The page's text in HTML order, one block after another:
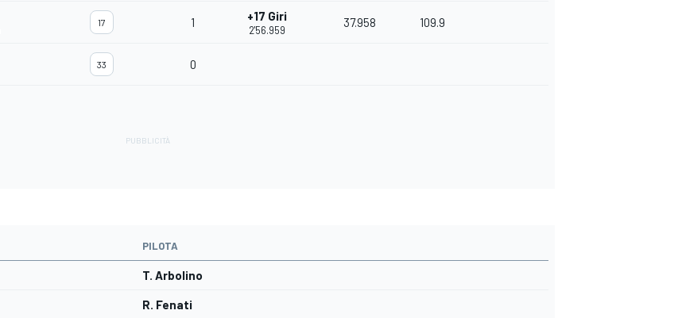
17 1 +17 Giri
2'56.959
37.958 109.9
33 0
PILOTA
T. Arbolino
R. Fenati